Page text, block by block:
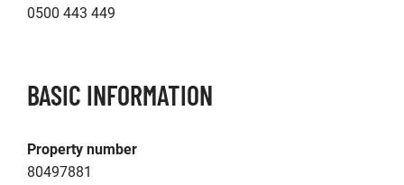
0500 443 449
BASIC INFORMATION
Property number
80497881